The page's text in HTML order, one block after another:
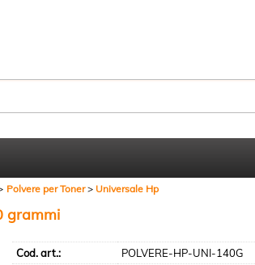
clicca sul pulsante
Password:
Polvere per Toner Universale Hp
grammi
Cod. art.:
POLVERE-HP-UNI-140G